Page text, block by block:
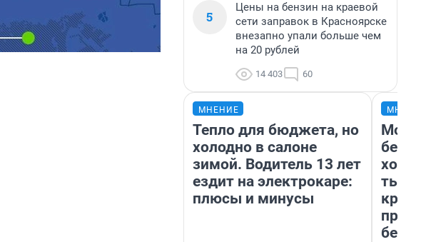
5
Цены на бензин на краевой
сети заправок в Красноярске
внезапно упали больше чем
на 20 рублей
14 403 60
МНЕНИЕ
Тепло для бюджета, но
холодно в салоне
зимой. Водитель 13 лет
ездит на электрокаре:
плюсы и минусы
Мой